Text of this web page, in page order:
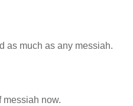
as much as any messiah.
messiah now.